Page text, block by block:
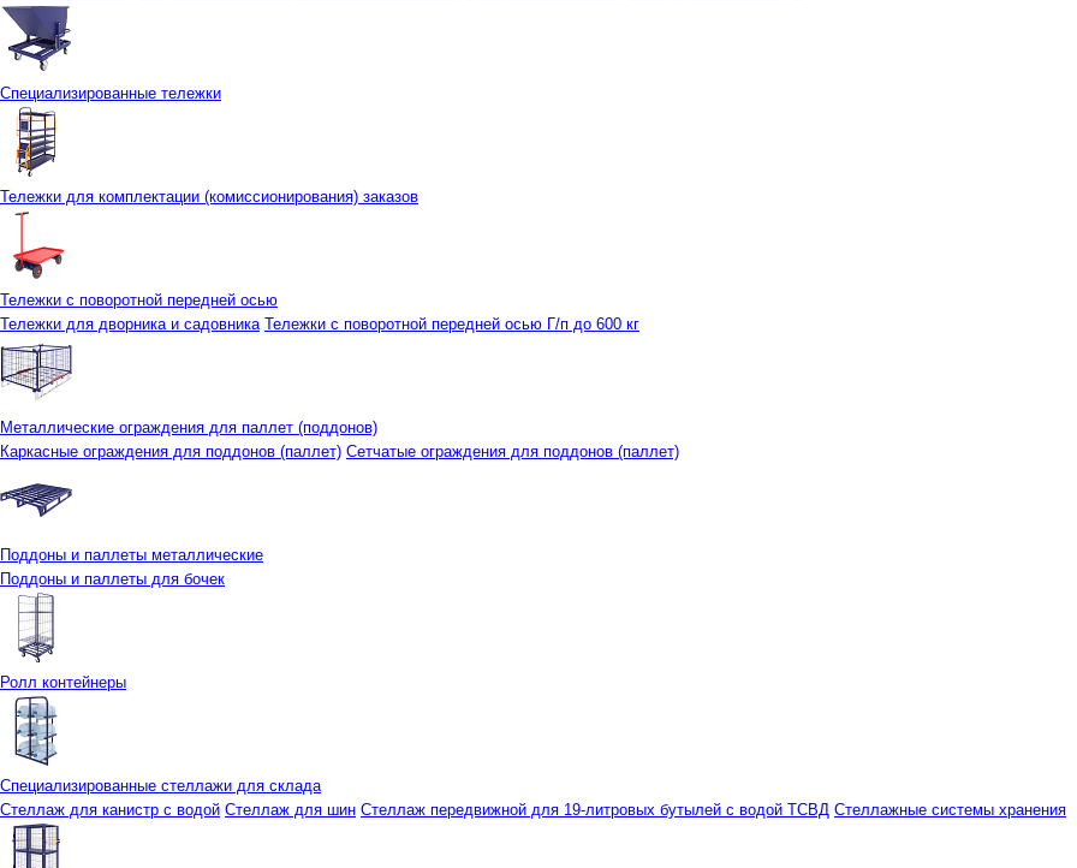
Специализированные тележки
Тележки для комплектации (комиссионирования) заказов
Тележки с поворотной передней осью
Тележки для дворника и садовника Тележки с поворотной передней осью Г/п до 600 кг
Металлические ограждения для паллет (поддонов)
Каркасные ограждения для поддонов (паллет) Сетчатые ограждения для поддонов (паллет)
Поддоны и паллеты металлические
Поддоны и паллеты для бочек
Ролл контейнеры
Специализированные стеллажи для склада
Стеллаж для канистр с водой Стеллаж для шин Стеллаж передвижной для 19-литровых бутылей с водой ТСВД Стеллажные системы хранения